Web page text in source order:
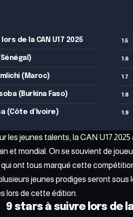
de la CAN U17 2025
(Maroc)
(Burkina Faso)
(Côte d’Ivoire)
les jeunes talents, la CAN U17
et mondial. On se souvient de
ont tous marqué cette
jeunes prodiges seront sous
lors de cette édition.
9 stars à suivre lors de la